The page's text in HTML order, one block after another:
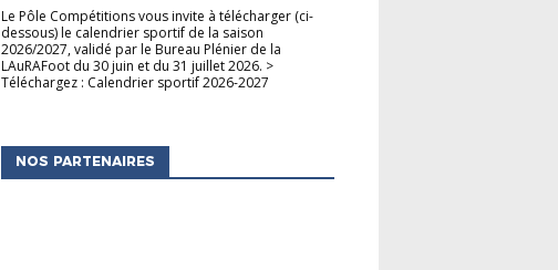
Le Pôle Compétitions vous invite à télécharger (ci-
dessous) le calendrier sportif de la saison
2026/2027, validé par le Bureau Plénier de la
LAuRAFoot du 30 juin et du 31 juillet 2026. >
Téléchargez : Calendrier sportif 2026-2027
NOS PARTENAIRES